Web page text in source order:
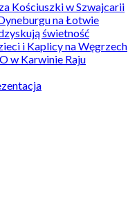
Kościuszki w Szwajcarii
na Łotwie
świetność
i Kaplicy na Węgrzech
w Karwinie Raju